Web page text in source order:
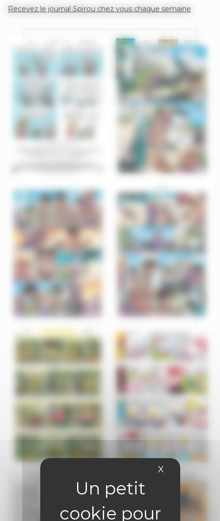
X Masquer le
Recevez le journal Spirou chez vous chaque semaine